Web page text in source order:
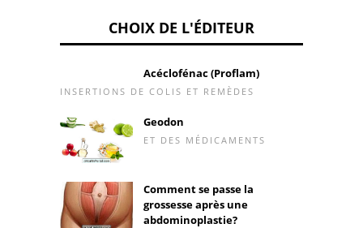
CHOIX DE L'ÉDITEUR
Acéclofénac (Proflam)
INSERTIONS DE COLIS ET REMÈDES
Geodon
ET DES MÉDICAMENTS
Comment se passe la
grossesse après une
abdominoplastie?